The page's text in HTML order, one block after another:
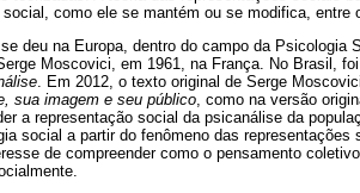
como ele se mantém ou se modifica, entre
deu na Europa, dentro do campo da Psicologia
Serge Moscovici, em 1961, na França. No Brasil,
. Em 2012, o texto original de Serge
sua imagem e seu público , como na versão
a representação social da psicanálise da
social a partir do fenômeno das representações
de compreender como o pensamento